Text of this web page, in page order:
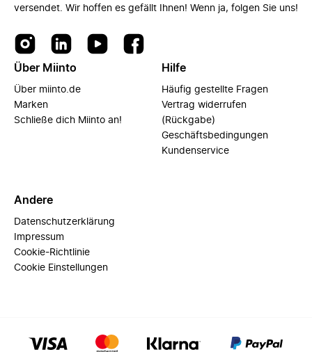
versendet. Wir hoffen es gefällt Ihnen! Wenn ja, folgen Sie uns!
Über Miinto
Über miinto.de
Marken
Schließe dich Miinto an!
Hilfe
Häufig gestellte Fragen
Vertrag widerrufen
(Rückgabe)
Geschäftsbedingungen
Kundenservice
Andere
Datenschutzerklärung
Impressum
Cookie-Richtlinie
Cookie Einstellungen